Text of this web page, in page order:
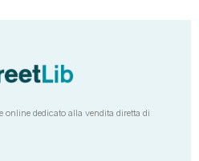
online dedicato alla vendita diretta di